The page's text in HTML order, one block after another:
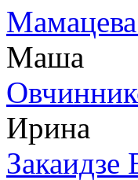
Маша
Ирина
Закаидзе